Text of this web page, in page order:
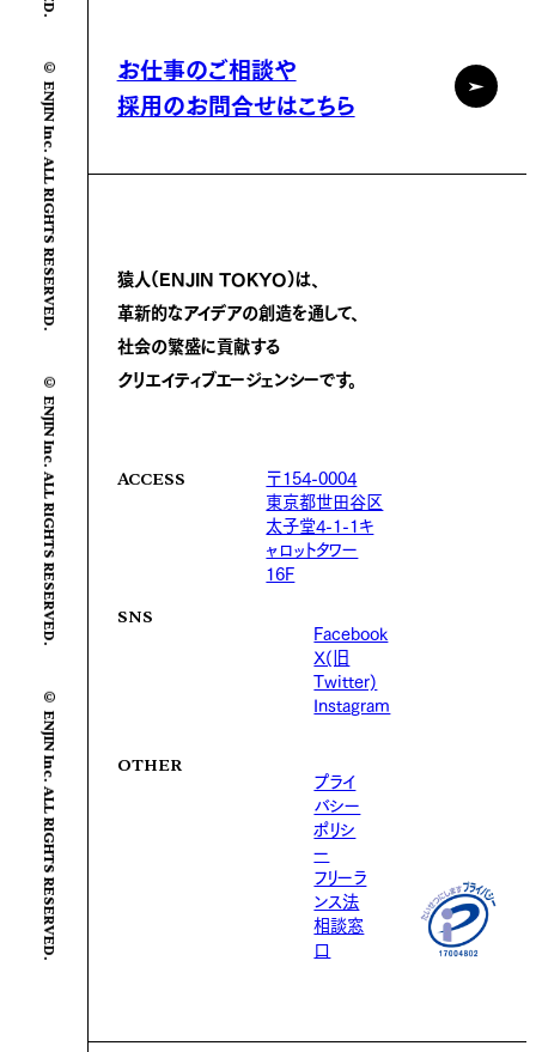
© ENJIN Inc. ALL RIGHTS RESERVED.
© ENJIN Inc. ALL RIGHTS RESERVED.
© ENJIN Inc. ALL RIGHTS RESERVED.
お仕事のご相談や
採用のお問合せはこちら
猿人(ENJIN TOKYO)は、
革新的なアイデアの創造を通して、
社会の繁盛に貢献する
クリエイティブエージェンシーです。
ACCESS
〒154-0004
東京都世田谷区
太子堂4-1-1キ
ャロットタワー
16F
SNS
Facebook
X(旧
Twitter)
Instagram
OTHER
プライ
バシー
ポリシ
ー
フリーラ
ンス法
相談窓
口